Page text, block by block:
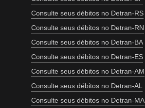
Consulte seus débitos no Detran-RS
Consulte seus débitos no Detran-RN
Consulte seus débitos no Detran-BA
Consulte seus débitos no Detran-ES
Consulte seus débitos no Detran-AM
Consulte seus débitos no Detran-AL
Consulte seus débitos no Detran-MA